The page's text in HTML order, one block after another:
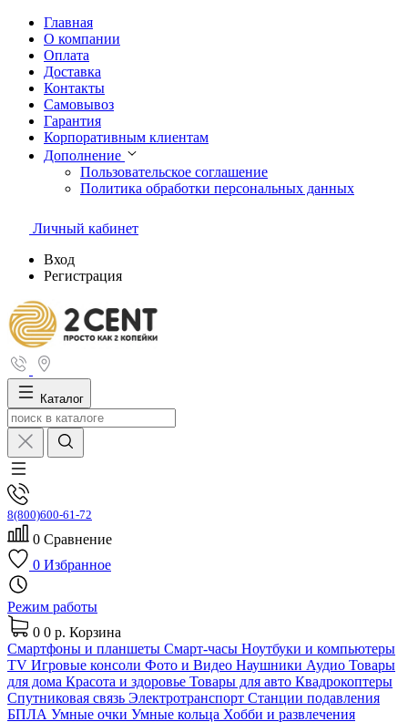
Главная
О компании
Оплата
Доставка
Контакты
Самовывоз
Гарантия
Корпоративным клиентам
Дополнение
Пользовательское соглашение
Политика обработки персональных данных
Личный кабинет
Вход
Регистрация
Каталог
8(800)600-61-72
0 Сравнение
0 Избранное
Режим работы
0 0 р. Корзина
Смартфоны и планшеты Смарт-часы Ноутбуки и компьютеры
TV Игровые консоли Фото и Видео Наушники Аудио Товары
для дома Красота и здоровье Товары для авто Квадрокоптеры
Спутниковая связь Электротранспорт Станции подавления
БПЛА Умные очки Умные кольца Хобби и развлечения